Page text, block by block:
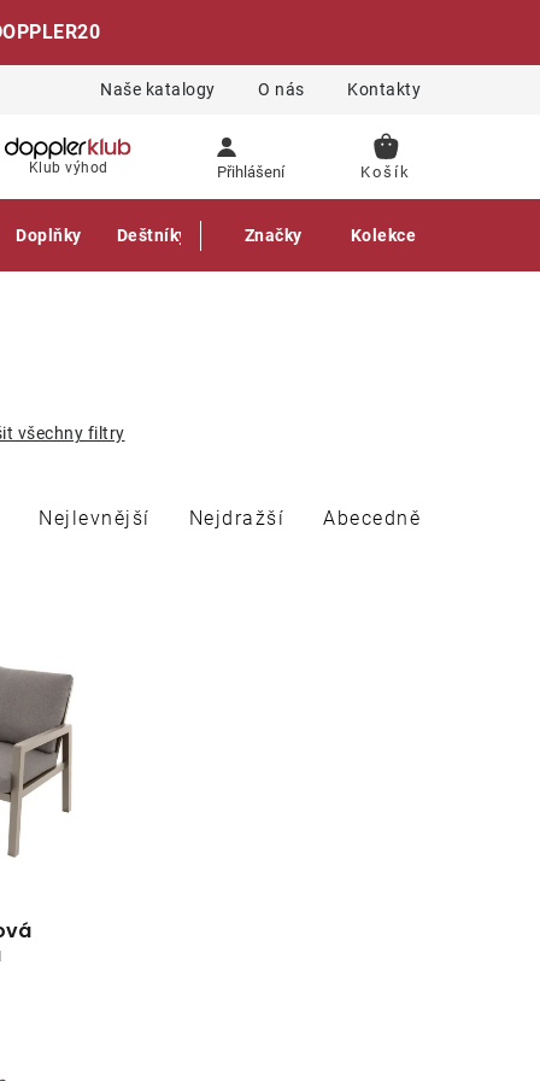
Naše katalogy O nás Kontakty
Klub výhod Přihlášení
NÁKUPNÍ
Doplňky Deštníky Gastro produkty
Značky Kolekce
všechny filtry
Nejlevnější Nejdražší Abecedně